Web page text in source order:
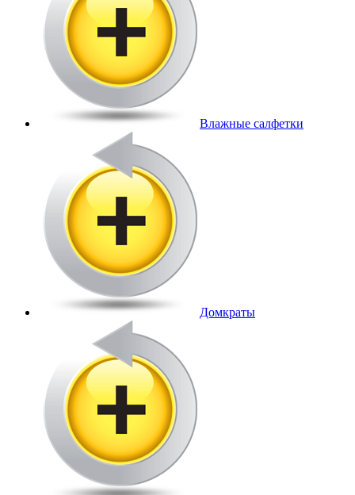
Влажные салфетки
Домкраты